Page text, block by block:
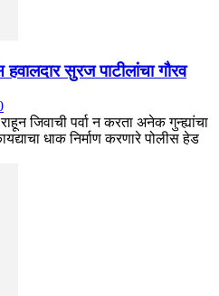
हवालदार सुरज पाटीलांचा गौरव
जिवाची पर्वा न करता अनेक गुन्ह्यांचा
धाक निर्माण करणारे पोलीस हेड